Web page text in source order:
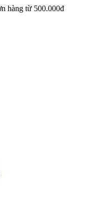
hàng từ 500.000đ